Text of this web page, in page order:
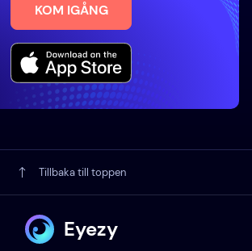
KOM IGÅNG
Tillbaka till toppen
Eyezy